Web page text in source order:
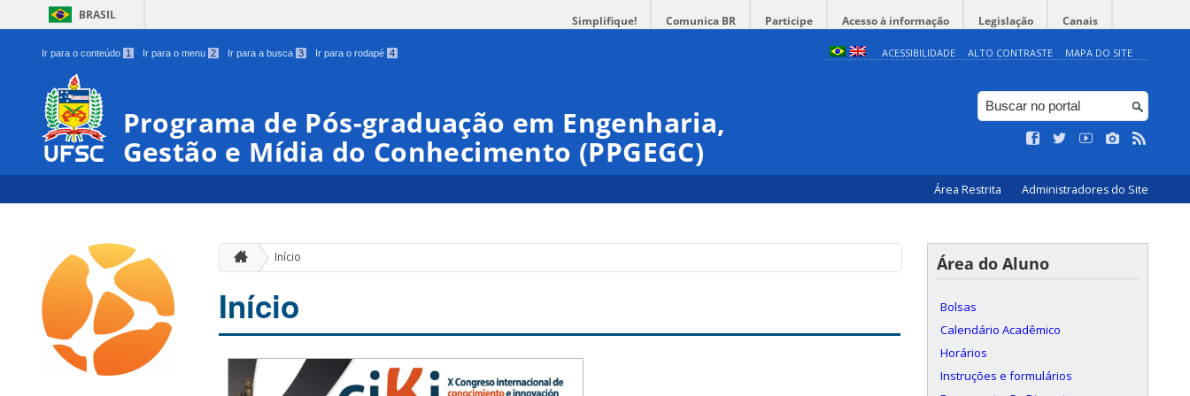
BRASIL Simplifique! Comunica BR Participe Acesso à informação Legislação Canais
Ir para o conteúdo 1 Ir para o menu 2 Ir para a busca 3 Ir para o rodapé 4 ACESSIBILIDADE ALTO CONTRASTE MAPA DO SITE
Programa de Pós-graduação em Engenharia,
Gestão e Mídia do Conhecimento (PPGEGC)
Área Restrita Administradores do Site
Início
Início
00:00
01:00
Área do Aluno
Bolsas
Calendário Acadêmico
Horários
Instruções e formulários